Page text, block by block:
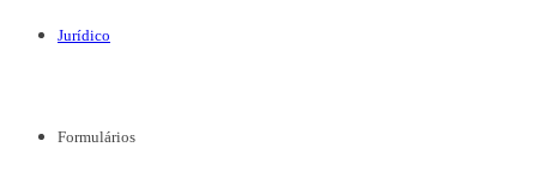
Jurídico
Formulários